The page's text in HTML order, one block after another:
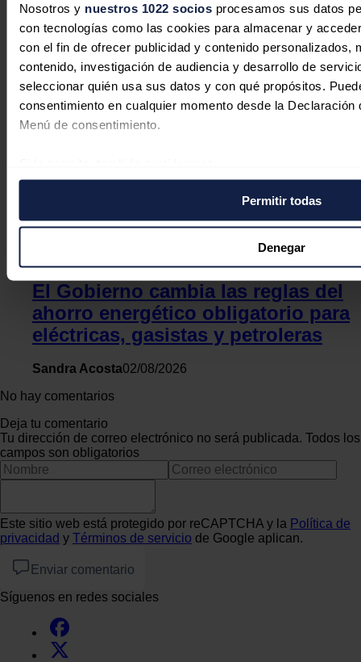
Nosotros y nuestros 1022 sociosprocesamos sus datos
con tecnologías como las cookies para almacenar y
con el fin de ofrecer publicidad y contenido personalizados,
contenido, investigación de audiencia y desarrollo de
seleccionar quién usa sus datos y con qué propósitos.
consentimiento en cualquier momento desde la
Menú de consentimiento.
Identificar su dispositivo analizándolo activamente
Obtenga más información sobre cómo se procesan sus
preferencias en lasección de datos. Puede cambiar o
momento en la Declaración de cookies.
Las cookies de este sitio web se usan para personalizar el
funciones de redes sociales y analizar el tráfico. Además,
web, quienes pueden combinarla con otra información que
hayan recopilado a partir del uso que haya hecho de sus
Permitir todas
Denegar
Redacción 06/08/2026
El Gobierno cambia las reglas del
ahorro energético obligatorio para
eléctricas, gasistas y petroleras
Sandra Acosta02/08/2026
No hay comentarios
Deja tu comentario
Tu dirección de correo electrónico no será publicada. Todos los
campos son obligatorios
Este sitio web está protegido por reCAPTCHA y la Política de
privacidad y Términos de servicio de Google aplican.
Enviar comentario
Síguenos en redes sociales